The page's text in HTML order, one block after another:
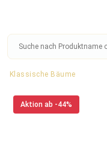
Klassische Bäume
Aktion ab -44%